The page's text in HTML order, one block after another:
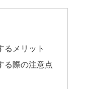
るメリット
る際の注意点